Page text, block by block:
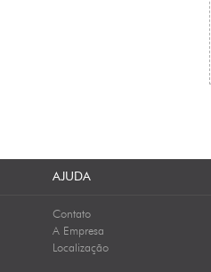
AJUDA
Contato
A Empresa
Localização